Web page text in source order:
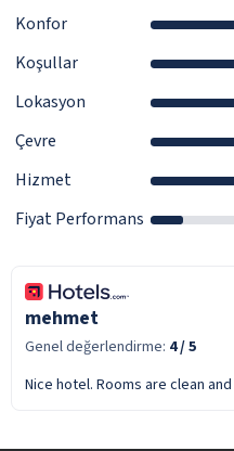
Konfor
Koşullar
Lokasyon
Çevre
Hizmet
Fiyat Performans
mehmet
Genel değerlendirme: 4/ 5
Nice hotel. Rooms are clean